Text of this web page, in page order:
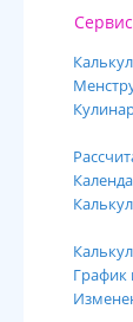
График